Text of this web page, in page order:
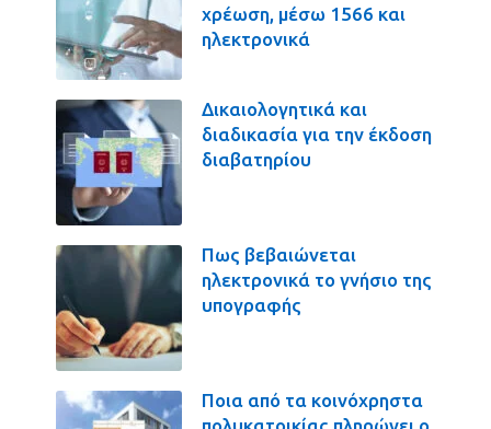
χρέωση, μέσω 1566 και
ηλεκτρονικά
Δικαιολογητικά και
διαδικασία για την έκδοση
διαβατηρίου
Πως βεβαιώνεται
ηλεκτρονικά το γνήσιο της
υπογραφής
Ποια από τα κοινόχρηστα
πολυκατοικίας πληρώνει ο